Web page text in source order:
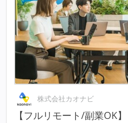
株式会社カオナビ
【フルリモート/副業OK